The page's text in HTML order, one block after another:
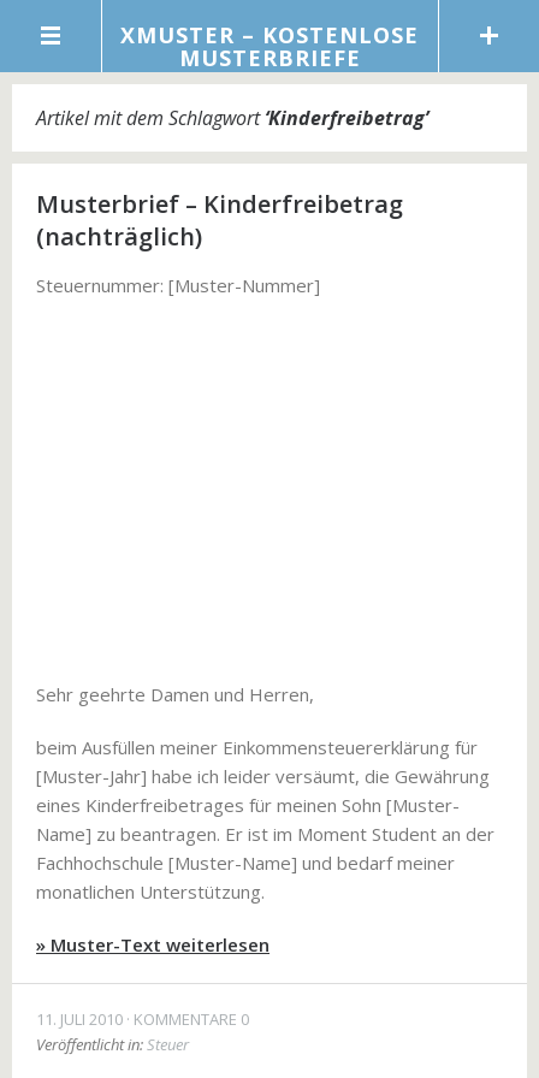
XMUSTER – KOSTENLOSE
MUSTERBRIEFE
Artikel mit dem Schlagwort‘Kinderfreibetrag’
Musterbrief – Kinderfreibetrag
(nachträglich)
Steuernummer: [Muster-Nummer]
Sehr geehrte Damen und Herren,
beim Ausfüllen meiner Einkommensteuererklärung für
[Muster-Jahr] habe ich leider versäumt, die Gewährung
eines Kinderfreibetrages für meinen Sohn [Muster-
Name] zu beantragen. Er ist im Moment Student an der
Fachhochschule [Muster-Name] und bedarf meiner
monatlichen Unterstützung.
» Muster-Text weiterlesen
11. JULI 2010 KOMMENTARE 0
Veröffentlicht in:Steuer